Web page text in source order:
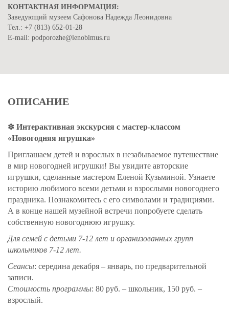
КОНТАКТНАЯ ИНФОРМАЦИЯ:
Заведующий музеем Сафонова Надежда Леонидовна
Тел.: +7 (813) 652-01-28
Е-mail: podporozhe@lenoblmus.ru
ОПИСАНИЕ
✽ Интерактивная экскурсия с мастер-классом
«Новогодняя игрушка»
Приглашаем детей и взрослых в незабываемое путешествие
в мир новогодней игрушки! Вы увидите авторские
игрушки, сделанные мастером Еленой Кузьминой. Узнаете
историю любимого всеми детьми и взрослыми новогоднего
праздника. Познакомитесь с его символами и традициями.
А в конце нашей музейной встречи попробуете сделать
собственную новогоднюю игрушку.
Для семей с детьми 7-12 лет и организованных групп
школьников 7-12 лет.
Сеансы: середина декабря – январь, по предварительной
записи.
Стоимость программы: 80 руб. – школьник, 150 руб. –
взрослый.